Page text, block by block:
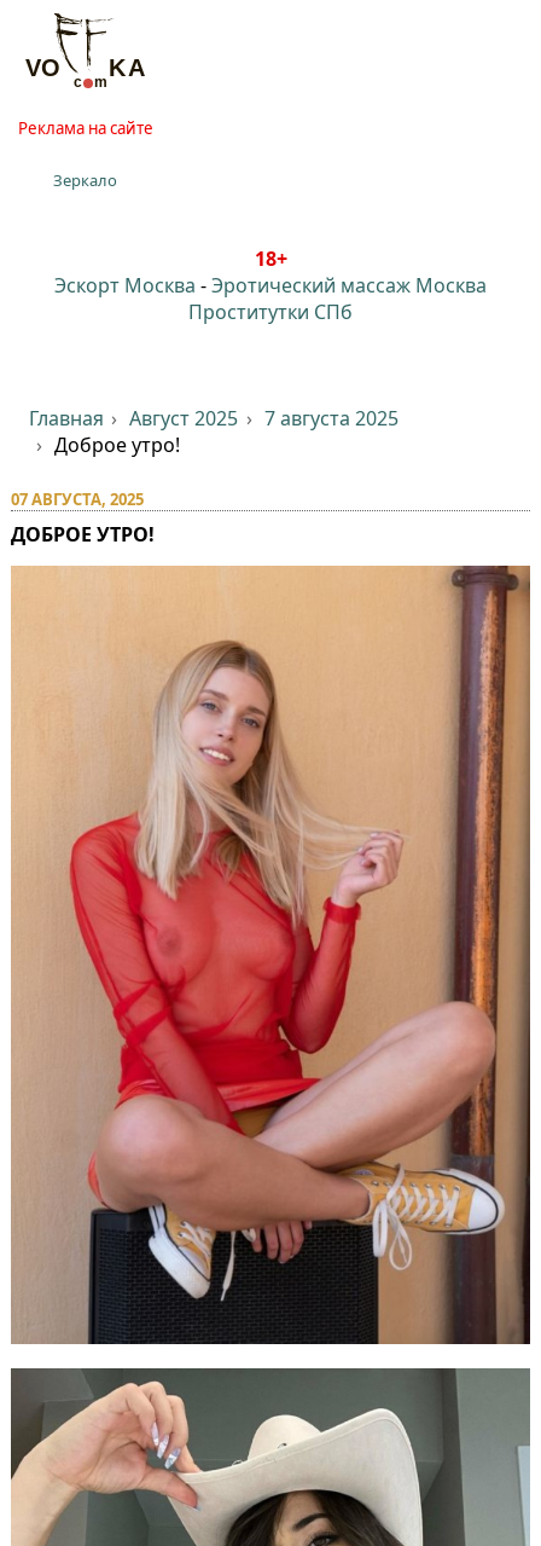
Реклама на сайте
Зеркало
18+
Эскорт Москва -Эротический массаж Москва
Проститутки СПб
Главная Август 2025
7 августа 2025
Доброе утро!
07 АВГУСТА, 2025
ДОБРОЕ УТРО!